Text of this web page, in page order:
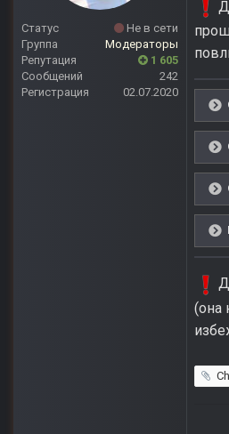
Статус
Не в сети
Группа
Модераторы
Репутация
1 605
Сообщений
242
Регистрация
02.07.2020
(она